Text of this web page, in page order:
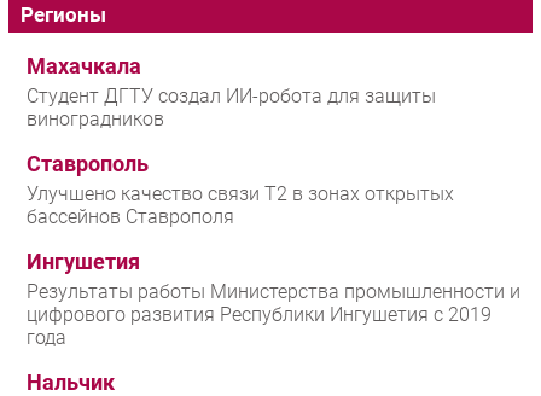
Регионы
Махачкала
Студент ДГТУ создал ИИ-робота для защиты
виноградников
Ставрополь
Улучшено качество связи T2 в зонах открытых
бассейнов Ставрополя
Ингушетия
Результаты работы Министерства промышленности и
цифрового развития Республики Ингушетия с 2019
года
Нальчик